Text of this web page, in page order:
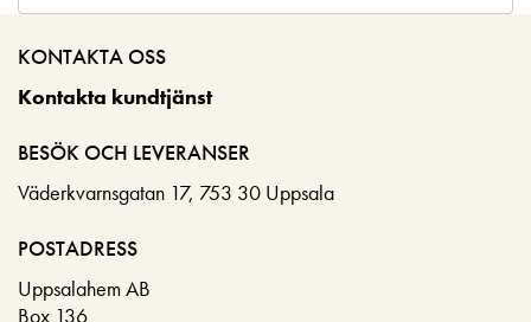
KONTAKTA OSS
Kontakta kundtjänst
BESÖK OCH LEVERANSER
Väderkvarnsgatan 17, 753 30 Uppsala
POSTADRESS
Uppsalahem AB
Box 136